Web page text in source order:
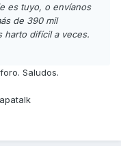
es tuyo, o envíanos
de 390 mil
harto difícil a veces.
Saludos.